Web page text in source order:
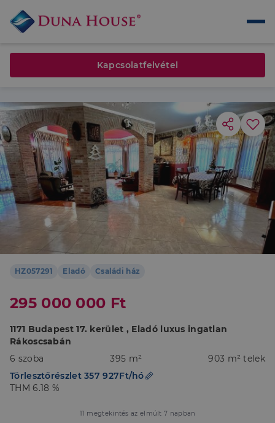
HZ057291 Eladó Családi ház
295 000 000 Ft
1171 Budapest 17. kerület , Eladó luxus ingatlan
Rákoscsabán
6 szoba
395 m²
903 m² telek
Törlesztőrészlet 357 927Ft/hó
THM 6.18 %
11 megtekintés az elmúlt 7 napban
Kapcsolatfelvétel